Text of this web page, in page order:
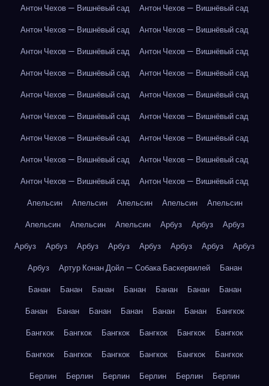
Антон Чехов — Вишнёвый сад
Антон Чехов — Вишнёвый сад
Антон Чехов — Вишнёвый сад
Антон Чехов — Вишнёвый сад
Антон Чехов — Вишнёвый сад
Антон Чехов — Вишнёвый сад
Антон Чехов — Вишнёвый сад
Антон Чехов — Вишнёвый сад
Антон Чехов — Вишнёвый сад
Антон Чехов — Вишнёвый сад
Антон Чехов — Вишнёвый сад
Антон Чехов — Вишнёвый сад
Антон Чехов — Вишнёвый сад
Антон Чехов — Вишнёвый сад
Антон Чехов — Вишнёвый сад
Антон Чехов — Вишнёвый сад
Антон Чехов — Вишнёвый сад
Антон Чехов — Вишнёвый сад
Апельсин
Апельсин Апельсин Апельсин
Апельсин
Апельсин
Апельсин Апельсин Арбуз Арбуз
Арбуз
Арбуз
Арбуз Арбуз Арбуз Арбуз Арбуз Арбуз
Арбуз
Арбуз
Артур Конан Дойл — Собака Баскервилей
Банан
Банан
Банан Банан Банан Банан Банан
Банан
Банан
Банан Банан Банан Банан Банан
Бангкок
Бангкок
Бангкок Бангкок Бангкок Бангкок
Бангкок
Бангкок
Бангкок Бангкок Бангкок Бангкок
Бангкок
Берлин
Берлин Берлин Берлин Берлин Берлин